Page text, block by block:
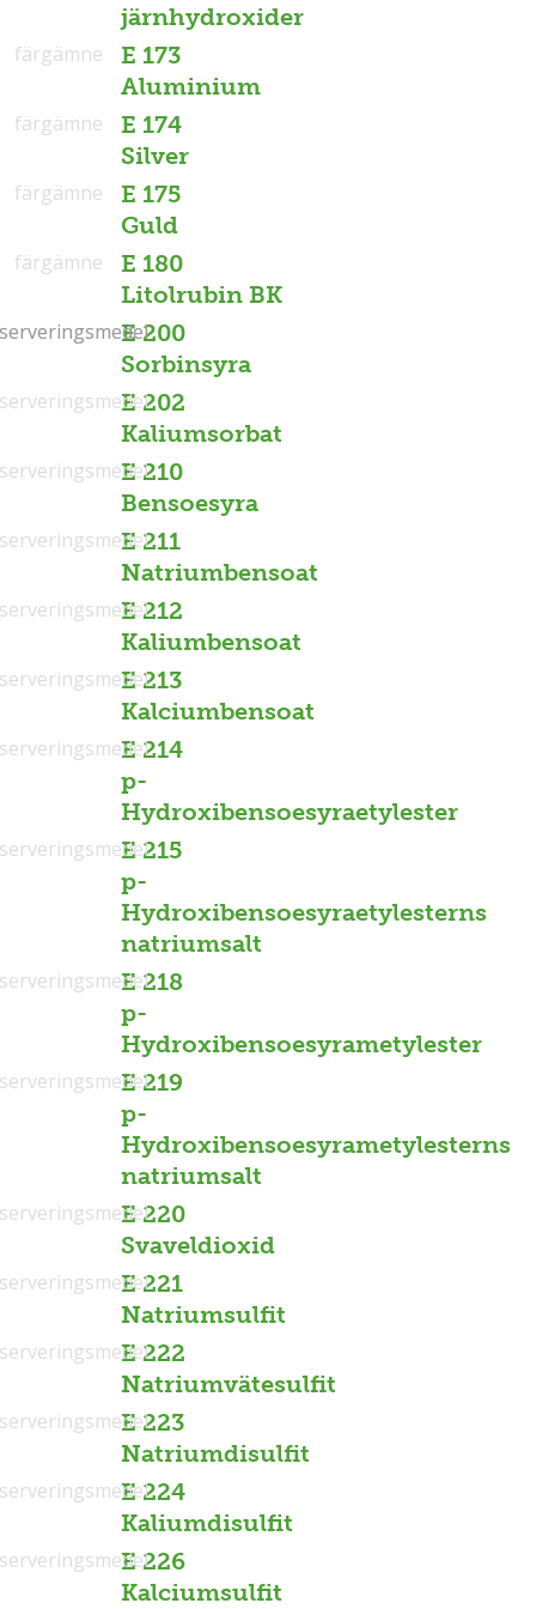
järnhydroxider
E 173
Aluminium
färgämne
E 174
Silver
färgämne
E 175
Guld
färgämne
E 180
Litolrubin BK
färgämne
E 200
Sorbinsyra
E 202
Kaliumsorbat
E 210
Bensoesyra
E 211
Natriumbensoat
E 212
Kaliumbensoat
E 213
Kalciumbensoat
E 214
p-
Hydroxibensoesyraetylester
E 215
p-
Hydroxibensoesyraetylesterns
natriumsalt
E 218
p-
Hydroxibensoesyrametylester
E 219
p-
Hydroxibensoesyrametylesterns
natriumsalt
E 220
Svaveldioxid
E 221
Natriumsulfit
E 222
Natriumvätesulfit
E 223
Natriumdisulfit
E 224
Kaliumdisulfit
E 226
Kalciumsulfit